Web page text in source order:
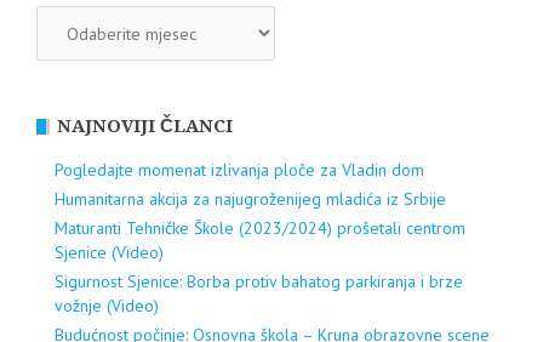
NAJNOVIJI ČLANCI
Pogledajte momenat izlivanja ploče za Vladin dom
Humanitarna akcija za najugroženijeg mladića iz Srbije
Maturanti Tehničke Škole (2023/2024) prošetali centrom
Sjenice (Video)
Sigurnost Sjenice: Borba protiv bahatog parkiranja i brze
vožnje (Video)
Budućnost počinje: Osnovna škola – Kruna obrazovne scene